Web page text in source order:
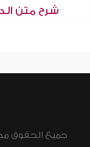
شرح متن
جميع الحقوق محفوظة © 2026 -